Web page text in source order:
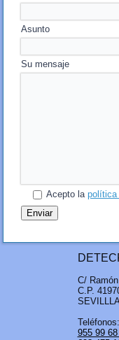
Asunto
Su mensaje
Acepto lapolítica
C/
C.P.
Teléfonos:
955 99